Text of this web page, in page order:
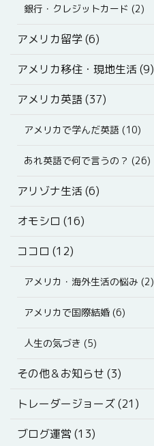
銀行・クレジットカード (2)
アメリカ留学 (6)
アメリカ移住・現地生活 (9)
アメリカ英語 (37)
アメリカで学んだ英語 (10)
あれ英語で何で言うの？ (26)
アリゾナ生活 (6)
オモシロ (16)
ココロ (12)
アメリカ・海外生活の悩み (2)
アメリカで国際結婚 (6)
人生の気づき (5)
その他＆お知らせ (3)
トレーダージョーズ (21)
ブログ運営 (13)